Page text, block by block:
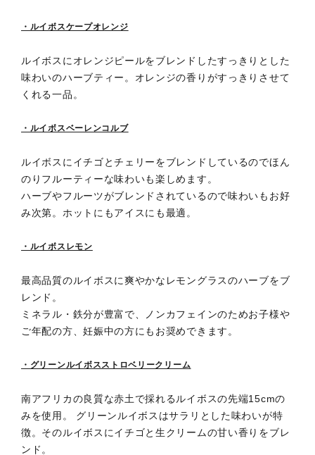
・ルイボスケープオレンジ
ルイボスにオレンジピールをブレンドしたすっきりとした
味わいのハーブティー。オレンジの香りがすっきりさせて
くれる一品。
・ルイボスベーレンコルブ
ルイボスにイチゴとチェリーをブレンドしているのでほん
のりフルーティーな味わいも楽しめます。
ハーブやフルーツがブレンドされているので味わいもお好
み次第。ホットにもアイスにも最適。
・ルイボスレモン
最高品質のルイボスに爽やかなレモングラスのハーブをブ
レンド。
ミネラル・鉄分が豊富で、ノンカフェインのためお子様や
ご年配の方、妊娠中の方にもお奨めできます。
・グリーンルイボスストロベリークリーム
南アフリカの良質な赤土で採れるルイボスの先端15cmの
みを使用。 グリーンルイボスはサラリとした味わいが特
徴。そのルイボスにイチゴと生クリームの甘い香りをブレ
ンド。